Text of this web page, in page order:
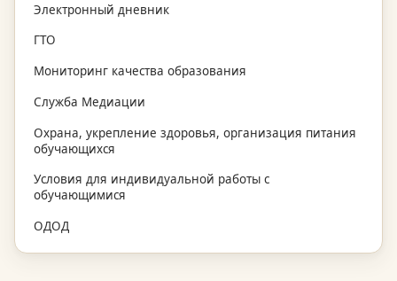
Электронный дневник
ГТО
Мониторинг качества образования
Служба Медиации
Охрана, укрепление здоровья, организация питания
обучающихся
Условия для индивидуальной работы с
обучающимися
ОДОД